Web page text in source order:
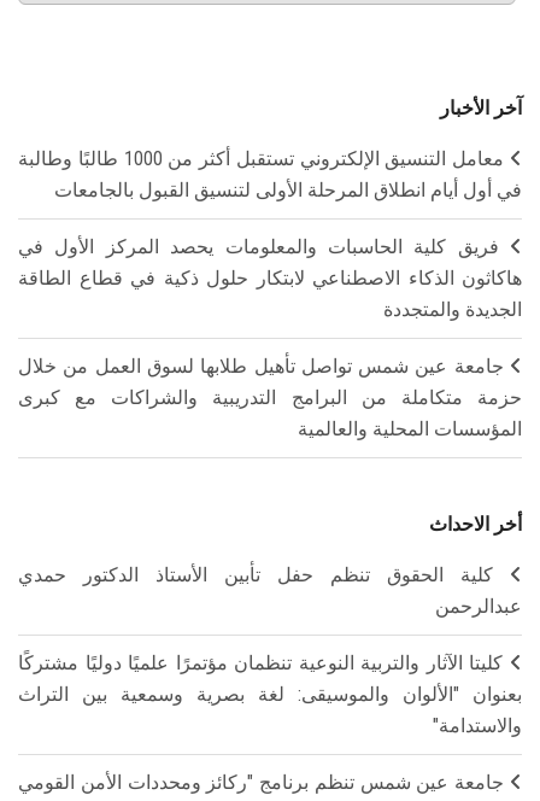
آخر الأخبار
معامل التنسيق الإلكتروني تستقبل أكثر من 1000 طالبًا وطالبة
في أول أيام انطلاق المرحلة الأولى لتنسيق القبول بالجامعات
فريق كلية الحاسبات والمعلومات يحصد المركز الأول في
هاكاثون الذكاء الاصطناعي لابتكار حلول ذكية في قطاع الطاقة
الجديدة والمتجددة
جامعة عين شمس تواصل تأهيل طلابها لسوق العمل من خلال
حزمة متكاملة من البرامج التدريبية والشراكات مع كبرى
المؤسسات المحلية والعالمية
أخر الاحداث
كلية الحقوق تنظم حفل تأبين الأستاذ الدكتور حمدي
عبدالرحمن
كليتا الآثار والتربية النوعية تنظمان مؤتمرًا علميًا دوليًا مشتركًا
بعنوان "الألوان والموسيقى: لغة بصرية وسمعية بين التراث
والاستدامة"
جامعة عين شمس تنظم برنامج "ركائز ومحددات الأمن القومي